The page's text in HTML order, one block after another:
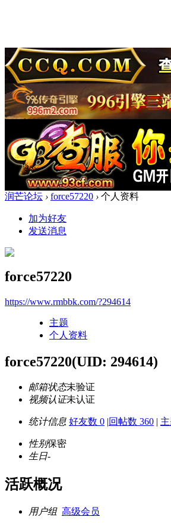
润芒论坛 › force57220 › 个人资料
加为好友
发送消息
force57220
https://www.rmbbk.com/?294614
主题
个人资料
force57220(UID: 294614)
邮箱状态未验证
视频认证未认证
统计信息 好友数 0 |回帖数 360 |
性别保密
生日-
活跃概况
用户组 高级会员